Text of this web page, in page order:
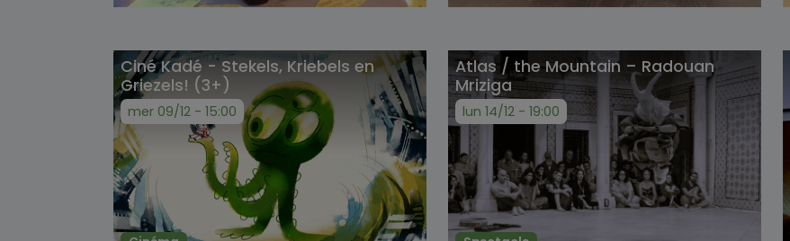
Ciné Kadé - Stekels, Kriebels en
Griezels! (3+)
mer 09/12 - 15:00
Atlas / the Mountain – Radouan
Mriziga
lun 14/12 - 19:00